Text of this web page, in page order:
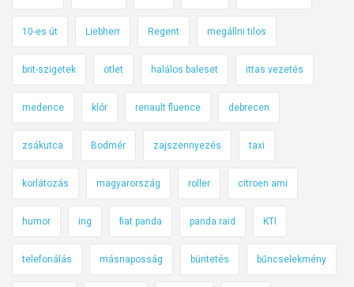
10-es út Liebherr Regent megállni tilos
brit-szigetek ötlet halálos baleset ittas vezetés
medence klór renault fluence debrecen
zsákutca Bodmér zajszennyezés taxi
korlátozás magyarország roller citroen ami
humor ing fiat panda panda raid KTI
telefonálás másnaposság büntetés bűncselekmény